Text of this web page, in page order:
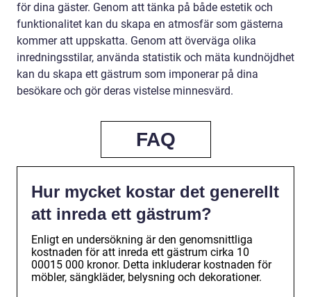
för dina gäster. Genom att tänka på både estetik och
funktionalitet kan du skapa en atmosfär som gästerna
kommer att uppskatta. Genom att överväga olika
inredningsstilar, använda statistik och mäta kundnöjdhet
kan du skapa ett gästrum som imponerar på dina
besökare och gör deras vistelse minnesvärd.
FAQ
Hur mycket kostar det generellt
att inreda ett gästrum?
Enligt en undersökning är den genomsnittliga
kostnaden för att inreda ett gästrum cirka 10
00015 000 kronor. Detta inkluderar kostnaden för
möbler, sängkläder, belysning och dekorationer.